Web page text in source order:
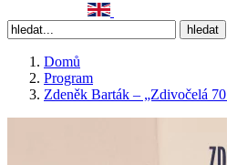
Domů
Program
Zdeněk Barták – „Zdivočelá